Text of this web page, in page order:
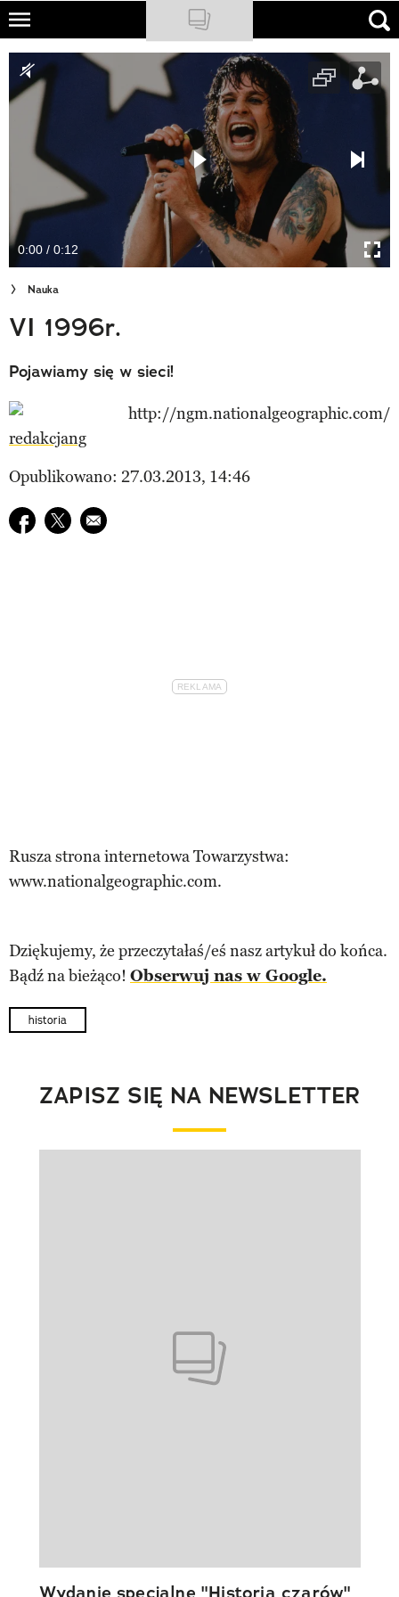
Skip
main
content
NATIONAL GEOGRAPHIC
TRAVELER
PODCASTY
Newsletter
Cuda Polski
Wielki Konkurs Fotograficzny
Trendbook Podróżniczy
Polecane
0:00 / 0:12
Nauka
VI 1996r.
Pojawiamy się w sieci!
redakcjang
Opublikowano: 27.03.2013, 14:46
Udostępnij na facebook
Udostępnij na twitter
E-mail do przyjaciela
Rusza strona internetowa Towarzystwa:
www.nationalgeographic.com.
Dziękujemy, że przeczytałaś/eś nasz artykuł do końca.
Bądź na bieżąco! Obserwuj nas w Google.
historia
ZAPISZ SIĘ NA NEWSLETTER